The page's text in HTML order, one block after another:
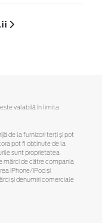
valabilă în limita
de la furnizori terți și pot
pot fi obținute de la
sunt proprietatea
mărci de către compania
iPhone/iPod și
și denumiri comerciale